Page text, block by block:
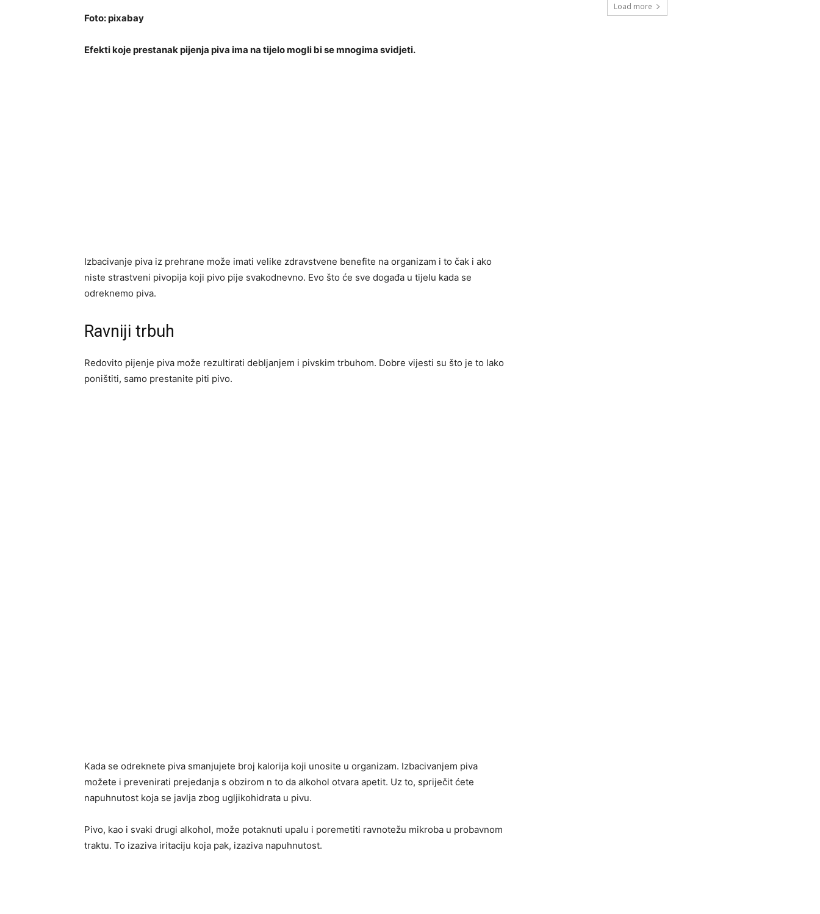
Foto: pixabay
Efekti koje prestanak pijenja piva ima na tijelo mogli bi se mnogima svidjeti.
Izbacivanje piva iz prehrane može imati velike zdravstvene benefite na organizam i to čak i ako
niste strastveni pivopija koji pivo pije svakodnevno. Evo što će sve događa u tijelu kada se
odreknemo piva.
Ravniji trbuh
Redovito pijenje piva može rezultirati debljanjem i pivskim trbuhom. Dobre vijesti su što je to lako
poništiti, samo prestanite piti pivo.
Kada se odreknete piva smanjujete broj kalorija koji unosite u organizam. Izbacivanjem piva
možete i prevenirati prejedanja s obzirom n to da alkohol otvara apetit. Uz to, spriječit ćete
napuhnutost koja se javlja zbog ugljikohidrata u pivu.
Pivo, kao i svaki drugi alkohol, može potaknuti upalu i poremetiti ravnotežu mikroba u probavnom
traktu. To izaziva iritaciju koja pak, izaziva napuhnutost.
Load more